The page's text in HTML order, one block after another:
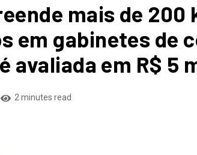
mais de 200
em gabinetes de
avaliada em R$ 5
2 minutes read